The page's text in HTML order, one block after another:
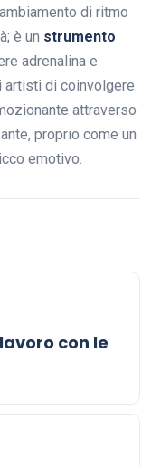
di ritmo
è un strumento
adrenalina e
artisti di coinvolgere
attraverso
proprio come un
emotivo.
con le